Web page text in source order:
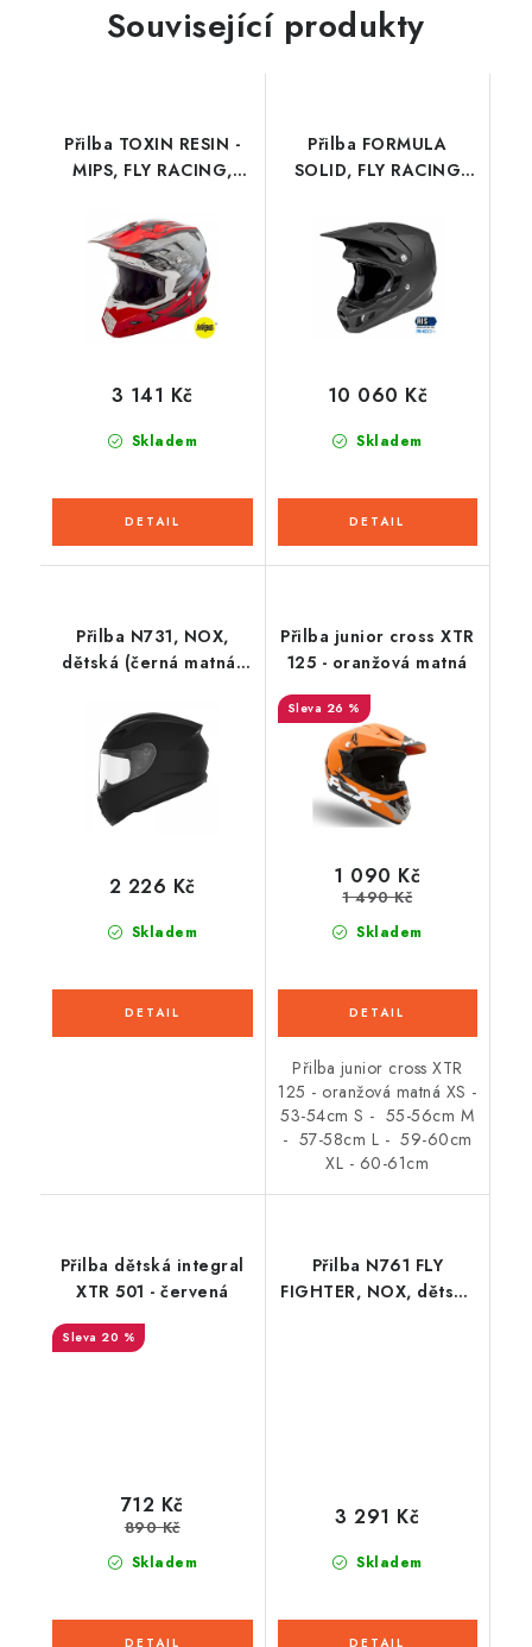
Související produkty
Přilba TOXIN RESIN -
MIPS, FLY RACING,
černá)
Skladem
3 141 Kč
Přilba FORMULA
SOLID, FLY RACING
Skladem
10 060 Kč
Přilba N731, NOX,
dětská (černá matná)
Skladem
2 226 Kč
Přilba junior cross XTR
125 - oranžová matná
26 %
Skladem
1 090 Kč
1 490 Kč
Přilba junior cross XTR
125 - oranžová matná XS -
53-54cm S - 55-56cm M
- 57-58cm L - 59-60cm
XL - 60-61cm
Přilba dětská integral
XTR 501 - červená
20 %
Skladem
712 Kč
890 Kč
Přilba N761 FLY
FIGHTER, NOX, dětská
Skladem
3 291 Kč